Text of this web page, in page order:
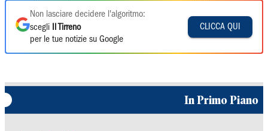
Non lasciare decidere l'algoritmo:
scegli
Il Tirreno
per le tue notizie su Google
CLICCA QUI
In Primo Piano